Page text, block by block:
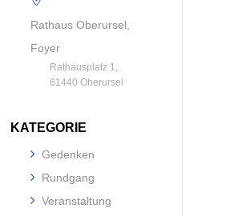
Rathaus Oberursel,
Foyer
Rathausplatz 1,
61440 Oberursel
KATEGORIE
Gedenken
Rundgang
Veranstaltung